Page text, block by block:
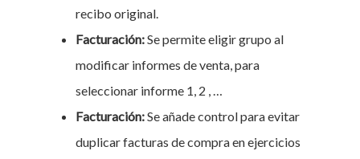
recibo original.
Facturación:Se permite eligir grupo al
modificar informes de venta, para
seleccionar informe 1, 2 , …
Facturación:Se añade control para evitar
duplicar facturas de compra en ejercicios